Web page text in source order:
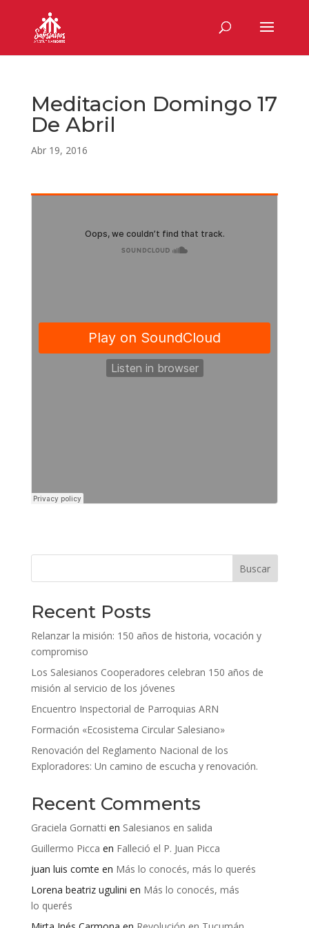
Meditacion Domingo 17
De Abril
Abr 19, 2016
Buscar
Recent Posts
Relanzar la misión: 150 años de historia, vocación y
compromiso
Los Salesianos Cooperadores celebran 150 años de
misión al servicio de los jóvenes
Encuentro Inspectorial de Parroquias ARN
Formación «Ecosistema Circular Salesiano»
Renovación del Reglamento Nacional de los
Exploradores: Un camino de escucha y renovación.
Recent Comments
Graciela Gornatti en Salesianos en salida
Guillermo Picca en Falleció el P. Juan Picca
juan luis comte en Más lo conocés, más lo querés
Lorena beatriz ugulini en Más lo conocés, más
lo querés